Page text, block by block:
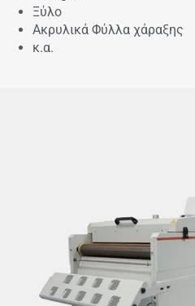
Ξύλο
Ακρυλικά Φύλλα χάραξης
κ.α.